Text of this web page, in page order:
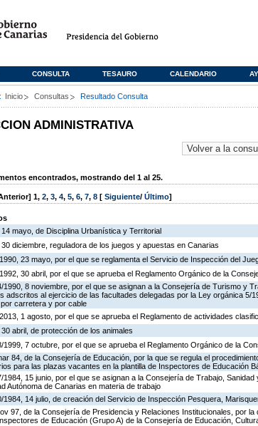
CONSULTA TESAURO CALENDARIO
Inicio Consultas Resultado Consulta
ADMINISTRATIVA
encontrados, mostrando del 1 al 25.
1, 2, 3, 4, 5, 6, 7, 8 [ Siguiente/ Último]
14 mayo, de Disciplina Urbanística y Territorial
30 diciembre, reguladora de los juegos y apuestas en Canarias
23 mayo, por el que se reglamenta el Servicio de Inspección del
30 abril, por el que se aprueba el Reglamento Orgánico de la
1990, 8 noviembre, por el que se asignan a la Consejería de Turismo y
adscritos al ejercicio de las facultades delegadas por la Ley orgánica 5/
carretera y por cable
1 agosto, por el que se aprueba el Reglamento de actividades
30 abril, de protección de los animales
1999, 7 octubre, por el que se aprueba el Reglamento Orgánico de la
84, de la Consejería de Educación, por la que se regula el
para las plazas vacantes en la plantilla de Inspectores de Educación
1984, 15 junio, por el que se asignan a la Consejería de Trabajo,
Autónoma de Canarias en materia de trabajo
1984, 14 julio, de creación del Servicio de Inspección Pesquera,
97, de la Consejería de Presidencia y Relaciones Institucionales, por
de Educación (Grupo A) de la Consejería de Educación,